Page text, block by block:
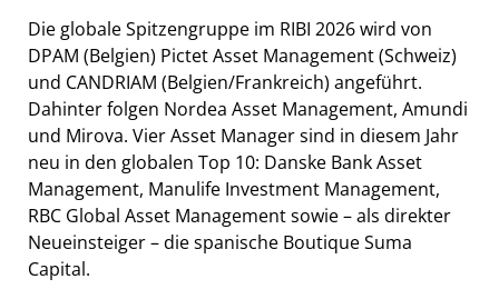
Die globale Spitzengruppe im RIBI 2026 wird von
DPAM (Belgien) Pictet Asset Management (Schweiz)
und CANDRIAM (Belgien/Frankreich) angeführt.
Dahinter folgen Nordea Asset Management, Amundi
und Mirova. Vier Asset Manager sind in diesem Jahr
neu in den globalen Top 10: Danske Bank Asset
Management, Manulife Investment Management,
RBC Global Asset Management sowie – als direkter
Neueinsteiger – die spanische Boutique Suma
Capital.